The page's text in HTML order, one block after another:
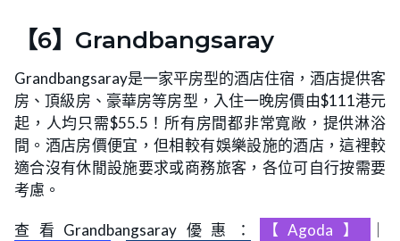
【6】Grandbangsaray
Grandbangsaray是一家平房型的酒店住宿，酒店提供客
房、頂級房、豪華房等房型，入住一晚房價由$111港元
起，人均只需$55.5！所有房間都非常寬敞，提供淋浴
間。酒店房價便宜，但相較有娛樂設施的酒店，這裡較
適合沒有休閒設施要求或商務旅客，各位可自行按需要
考慮。
查看Grandbangsaray優惠： 【Agoda】